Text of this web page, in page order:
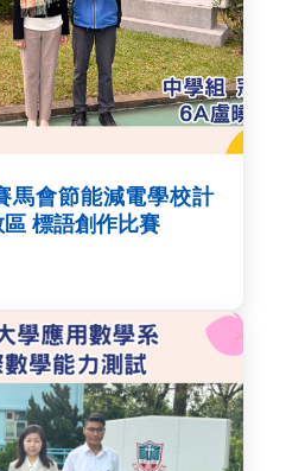
馬會節能減電學校計
標語創作比賽